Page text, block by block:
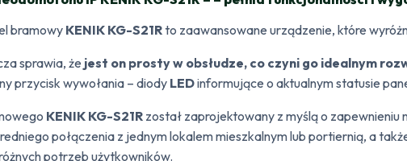
bramowy KENIK KG-S21Rto zaawansowane urządzenie, które
sprawia, że jest on prosty w obsłudze, co czyni go idealnym
przycisk wywołania – diody LEDinformujące o aktualnym statusie
KENIK KG-S21R został zaprojektowany z myślą o
połączenia z jednym lokalem mieszkalnym lub portiernią, a
potrzeb użytkowników.